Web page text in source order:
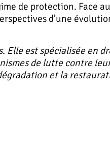
de protection. Face
d’une
Elle est spécialisée en
de lutte contre
et la